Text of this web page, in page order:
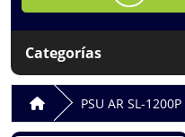
Categorías
PSU AR SL-